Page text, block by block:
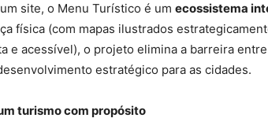
site, o Menu Turístico é um ecossistema
física (com mapas ilustrados
e acessível), o projeto elimina a barreira
estratégico para as cidades.
turismo com propósito